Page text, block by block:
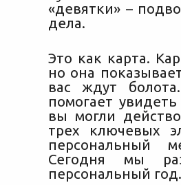
«девятки» –
дела.
Это как карта.
но она
вас ждут
помогает
вы могли
трех ключевых
персональный
Сегодня мы
персональный год.